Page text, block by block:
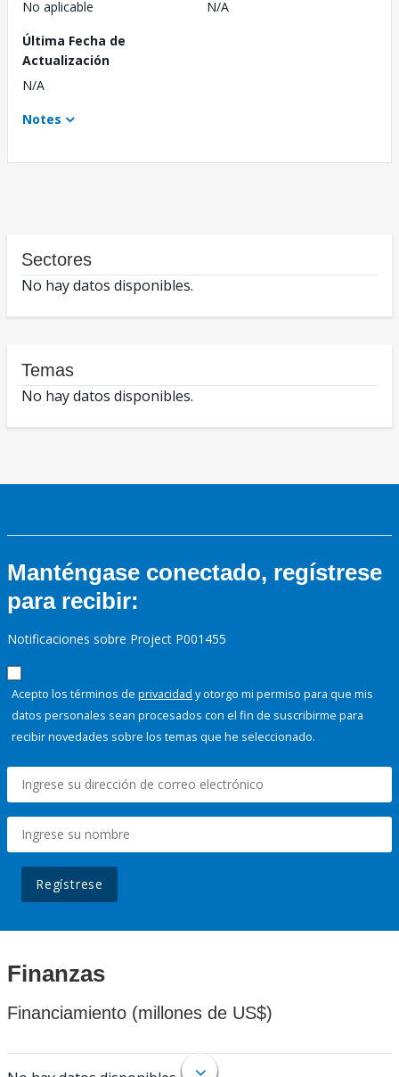
No aplicable
N/A
Última Fecha de
Actualización
N/A
Notes
Sectores
No hay datos disponibles.
Temas
No hay datos disponibles.
Manténgase conectado, regístrese
para recibir:
Notificaciones sobre Project P001455
Acepto los términos de privacidad y otorgo mi permiso para que mis
datos personales sean procesados con el fin de suscribirme para
recibir novedades sobre los temas que he seleccionado.
Regístrese
Finanzas
Financiamiento (millones de US$)